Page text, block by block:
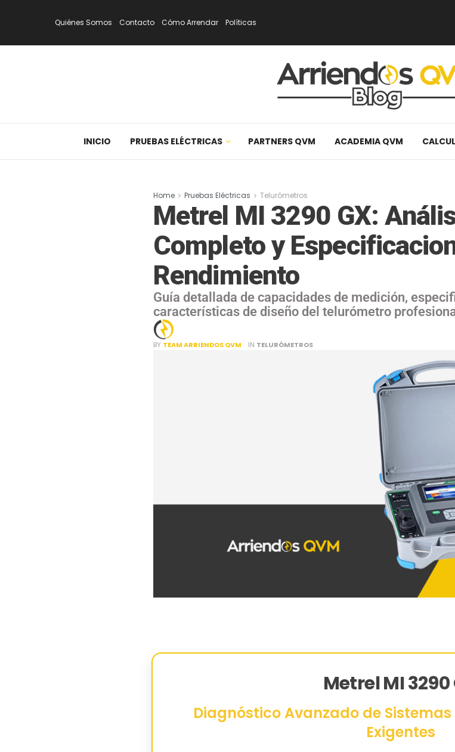
Quiénes Somos Contacto Cómo Arrendar Políticas
INICIO PRUEBAS ELÉCTRICAS PARTNERS QVM ACADEMIA QVM
Home Pruebas Eléctricas Telurómetros
Metrel MI 3290 GX:
Completo y
Rendimiento
Guía detallada de capacidades de medición,
características de diseño del telurómetro
BY TEAM ARRIENDOS QVM IN TELURÓMETROS
Metrel MI 3290
Diagnóstico Avanzado de
Exigentes